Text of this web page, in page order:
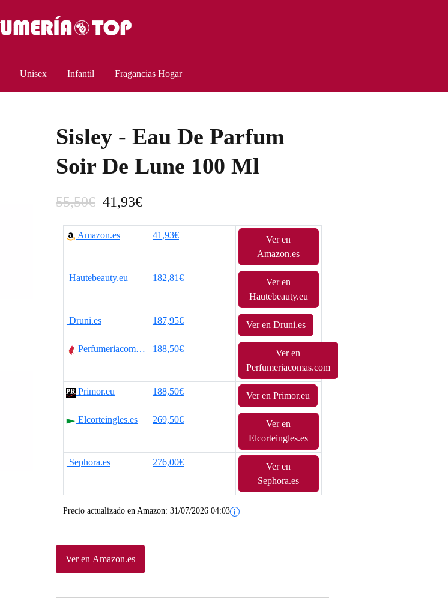
Unisex Infantil Fragancias Hogar
Sisley - Eau De Parfum
Soir De Lune 100 Ml
55,50€ E
l
r
c
i
o
r
g
n
l
e
41,93€E
l
r
c
i
a
c
u
l
s
Amazon.es 41,93€
Ver en
Amazon.es
Hautebeauty.eu 182,81€
Ver en
Hautebeauty.eu
Druni.es 187,95€ Ver en Druni.es
Perfumeriacomas.com 188,50€
Ver en
Perfumeriacomas.com
Primor.eu 188,50€ Ver en Primor.eu
Elcorteingles.es 269,50€
Ver en
Elcorteingles.es
Sephora.es 276,00€
Ver en
Sephora.es
Precio actualizado en Amazon: 31/07/2026 04:03
Ver en Amazon.es